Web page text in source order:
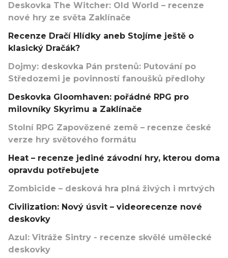
Deskovka The Witcher: Old World – recenze
nové hry ze světa Zaklínače
Recenze Dračí Hlídky aneb Stojíme ještě o
klasický Dračák?
Dojmy: deskovka Pán prstenů: Putování po
Středozemi je povinností fanoušků předlohy
Deskovka Gloomhaven: pořádné RPG pro
milovníky Skyrimu a Zaklínače
Stolní RPG Zapovězené země – recenze české
verze hry světového formátu
Heat – recenze jediné závodní hry, kterou doma
opravdu potřebujete
Zombicide – desková hra plná živých i mrtvých
Civilization: Nový úsvit – videorecenze nové
deskovky
Azul: Vitráže Sintry - recenze skvělé umělecké
deskovky